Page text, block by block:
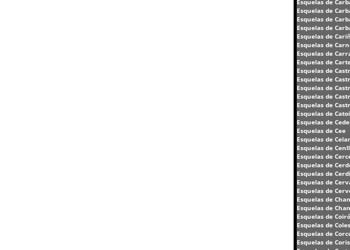
Esquelas de
Esquelas de
Esquelas de
Esquelas de
Esquelas de
Esquelas de
Esquelas de
Esquelas de
Esquelas de
Esquelas de
Esquelas de
Esquelas de
Esquelas de
Esquelas de
Esquelas de
Esquelas de Cee
Esquelas de
Esquelas de
Esquelas de
Esquelas de
Esquelas de
Esquelas de
Esquelas de
Esquelas de
Esquelas de
Esquelas de
Esquelas de Coles
Esquelas de
Esquelas de